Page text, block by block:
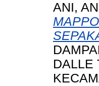
ANI,
DALLE